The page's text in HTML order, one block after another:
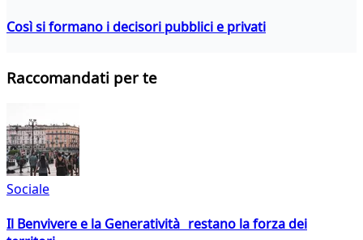
Così si formano i decisori pubblici e privati
Raccomandati per te
Sociale
Il Benvivere e la Generatività restano la forza dei